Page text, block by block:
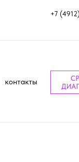
+7
контакты